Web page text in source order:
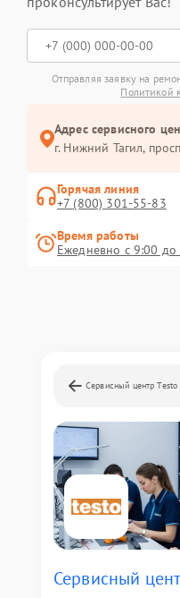
Отправляя заявку на
Политикой
Адрес сервисного
г. Нижний Тагил,
Горячая линия
+7 (800) 301-55-83
Время работы
Ежедневно с 9:00 до
Сервисный центр Testo
Сервисный